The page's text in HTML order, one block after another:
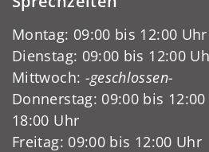
Montag: 09:00 bis 12:00 Uhr
Dienstag: 09:00 bis 12:00
Mittwoch: -geschlossen-
Donnerstag: 09:00 bis
18:00 Uhr
Freitag: 09:00 bis 12:00 Uhr